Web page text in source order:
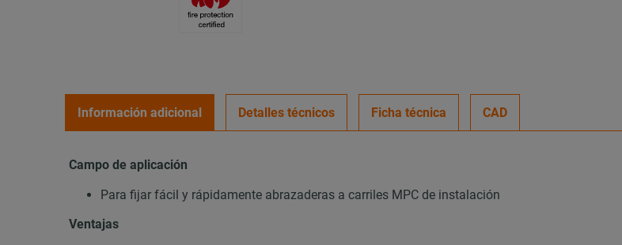
Información adicional Detalles técnicos Ficha técnica CAD
Campo de aplicación
Para fijar fácil y rápidamente abrazaderas a carriles MPC de instalación
Ventajas